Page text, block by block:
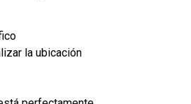
la ubicación